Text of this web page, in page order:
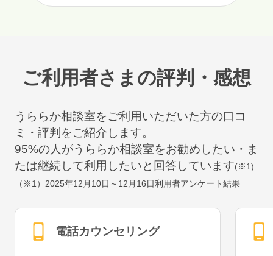
ご利用者さまの評判・感想
うららか相談室をご利用いただいた方の口コ
ミ・評判をご紹介します。
95%の人がうららか相談室をお勧めしたい・ま
たは継続して利用したいと回答しています(※1)
（※1） 2025年12月10日～12月16日利用者アンケート結果
電話カウンセリング